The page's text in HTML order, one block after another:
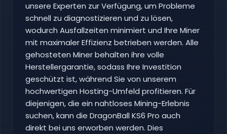
unsere Experten zur Verfügung, um Probleme
schnell zu diagnostizieren und zu lösen,
wodurch Ausfallzeiten minimiert und Ihre Miner
mit maximaler Effizienz betrieben werden. Alle
gehosteten Miner behalten ihre volle
Herstellergarantie, sodass Ihre Investition
geschützt ist, während Sie von unserem
hochwertigen Hosting-Umfeld profitieren. Für
diejenigen, die ein nahtloses Mining-Erlebnis
suchen, kann die DragonBall KS6 Pro auch
direkt bei uns erworben werden. Dies